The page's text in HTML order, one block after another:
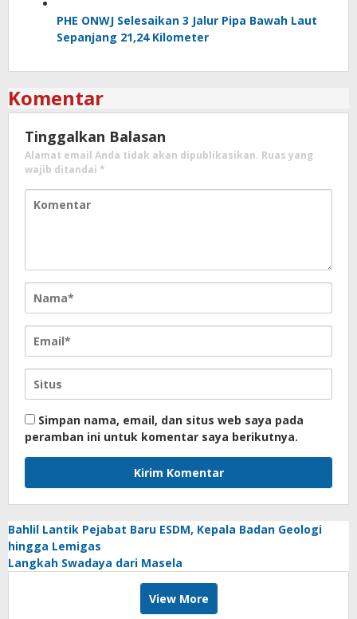
PHE ONWJ Selesaikan 3 Jalur Pipa Bawah Laut
Sepanjang 21,24 Kilometer
Komentar
Tinggalkan Balasan
Alamat email Anda tidak akan dipublikasikan. Ruas yang
wajib ditandai *
Simpan nama, email, dan situs web saya pada
peramban ini untuk komentar saya berikutnya.
Bahlil Lantik Pejabat Baru ESDM, Kepala Badan Geologi
hingga Lemigas
Langkah Swadaya dari Masela
View More